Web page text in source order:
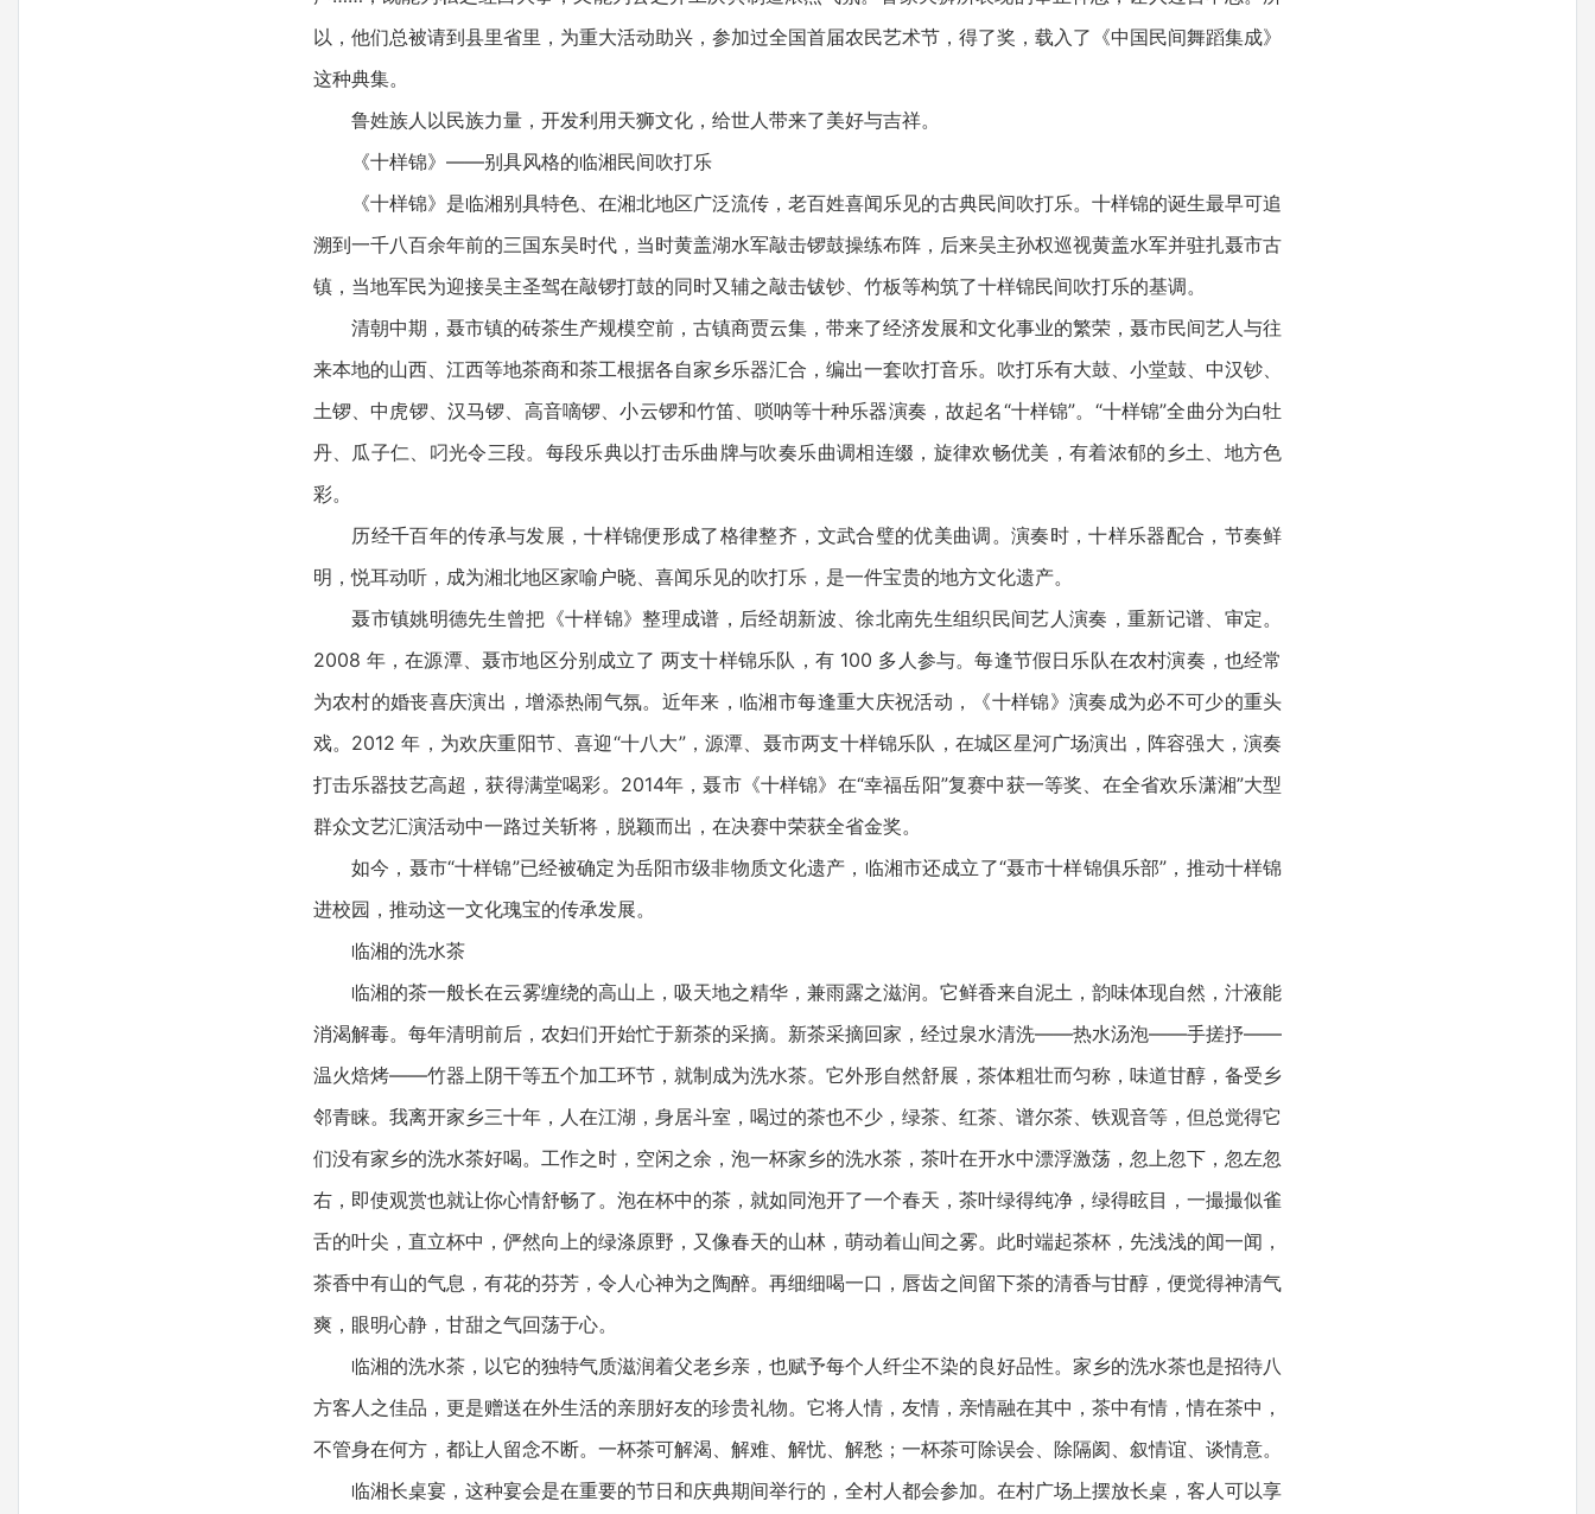
以，他们总被请到县里省里，为重大活动助兴，参加过全国首届农民艺术节，得了奖，载入了《中国民间舞蹈集成》
这种典集。
鲁姓族人以民族力量，开发利用天狮文化，给世人带来了美好与吉祥。
《十样锦》——别具风格的临湘民间吹打乐
《十样锦》是临湘别具特色、在湘北地区广泛流传，老百姓喜闻乐见的古典民间吹打乐。十样锦的诞生最早可追
溯到一千八百余年前的三国东吴时代，当时黄盖湖水军敲击锣鼓操练布阵，后来吴主孙权巡视黄盖水军并驻扎聂市古
镇，当地军民为迎接吴主圣驾在敲锣打鼓的同时又辅之敲击钹钞、竹板等构筑了十样锦民间吹打乐的基调。
清朝中期，聂市镇的砖茶生产规模空前，古镇商贾云集，带来了经济发展和文化事业的繁荣，聂市民间艺人与往
来本地的山西、江西等地茶商和茶工根据各自家乡乐器汇合，编出一套吹打音乐。吹打乐有大鼓、小堂鼓、中汉钞、
土锣、中虎锣、汉马锣、高音嘀锣、小云锣和竹笛、唢呐等十种乐器演奏，故起名“十样锦”。“十样锦”全曲分为白牡
丹、瓜子仁、叼光令三段。每段乐典以打击乐曲牌与吹奏乐曲调相连缀，旋律欢畅优美，有着浓郁的乡土、地方色
彩。
历经千百年的传承与发展，十样锦便形成了格律整齐，文武合璧的优美曲调。演奏时，十样乐器配合，节奏鲜
明，悦耳动听，成为湘北地区家喻户晓、喜闻乐见的吹打乐，是一件宝贵的地方文化遗产。
聂市镇姚明德先生曾把《十样锦》整理成谱，后经胡新波、徐北南先生组织民间艺人演奏，重新记谱、审定。
2008 年，在源潭、聂市地区分别成立了 两支十样锦乐队，有 100 多人参与。每逢节假日乐队在农村演奏，也经常
为农村的婚丧喜庆演出，增添热闹气氛。近年来，临湘市每逢重大庆祝活动，《十样锦》演奏成为必不可少的重头
戏。2012 年，为欢庆重阳节、喜迎“十八大”，源潭、聂市两支十样锦乐队，在城区星河广场演出，阵容强大，演奏
打击乐器技艺高超，获得满堂喝彩。2014年，聂市《十样锦》在“幸福岳阳”复赛中获一等奖、在全省欢乐潇湘”大型
群众文艺汇演活动中一路过关斩将，脱颖而出，在决赛中荣获全省金奖。
如今，聂市“十样锦”已经被确定为岳阳市级非物质文化遗产，临湘市还成立了“聂市十样锦俱乐部”，推动十样锦
进校园，推动这一文化瑰宝的传承发展。
临湘的洗水茶
临湘的茶一般长在云雾缠绕的高山上，吸天地之精华，兼雨露之滋润。它鲜香来自泥土，韵味体现自然，汁液能
消渴解毒。每年清明前后，农妇们开始忙于新茶的采摘。新茶采摘回家，经过泉水清洗——热水汤泡——手搓抒——
温火焙烤——竹器上阴干等五个加工环节，就制成为洗水茶。它外形自然舒展，茶体粗壮而匀称，味道甘醇，备受乡
邻青睐。我离开家乡三十年，人在江湖，身居斗室，喝过的茶也不少，绿茶、红茶、谱尔茶、铁观音等，但总觉得它
们没有家乡的洗水茶好喝。工作之时，空闲之余，泡一杯家乡的洗水茶，茶叶在开水中漂浮激荡，忽上忽下，忽左忽
右，即使观赏也就让你心情舒畅了。泡在杯中的茶，就如同泡开了一个春天，茶叶绿得纯净，绿得眩目，一撮撮似雀
舌的叶尖，直立杯中，俨然向上的绿涤原野，又像春天的山林，萌动着山间之雾。此时端起茶杯，先浅浅的闻一闻，
茶香中有山的气息，有花的芬芳，令人心神为之陶醉。再细细喝一口，唇齿之间留下茶的清香与甘醇，便觉得神清气
爽，眼明心静，甘甜之气回荡于心。
临湘的洗水茶，以它的独特气质滋润着父老乡亲，也赋予每个人纤尘不染的良好品性。家乡的洗水茶也是招待八
方客人之佳品，更是赠送在外生活的亲朋好友的珍贵礼物。它将人情，友情，亲情融在其中，茶中有情，情在茶中，
不管身在何方，都让人留念不断。一杯茶可解渴、解难、解忧、解愁；一杯茶可除误会、除隔阂、叙情谊、谈情意。
临湘长桌宴，这种宴会是在重要的节日和庆典期间举行的，全村人都会参加。在村广场上摆放长桌，客人可以享